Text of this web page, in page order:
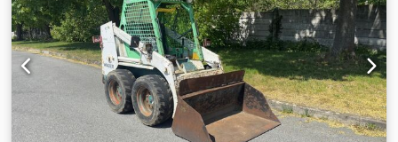
bez PVN + 19% PVN. ---- Ja jums ir papildu jautājumi,
lūdzu, zvaniet: Erikam Kortumam: WhatsApp ?Viss
norādītais bez garantijām un atbildības. Saglabāta tiesība
uz kļūdām un preces pārdošanu citam pircējam.?